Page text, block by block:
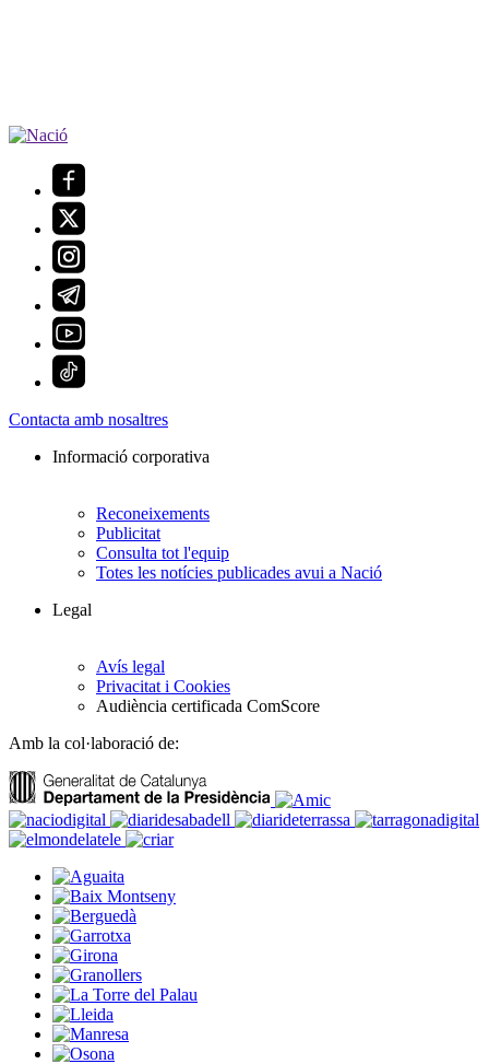
Contacta amb nosaltres
Informació corporativa
Reconeixements
Publicitat
Consulta tot l'equip
Totes les notícies publicades avui a Nació
Legal
Avís legal
Privacitat i Cookies
Audiència certificada ComScore
Amb la col·laboració de: